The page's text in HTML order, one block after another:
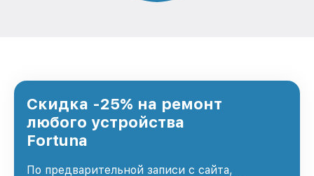
Скидка -25% на ремонт
любого устройства
Fortuna
По предварительной записи с сайта,